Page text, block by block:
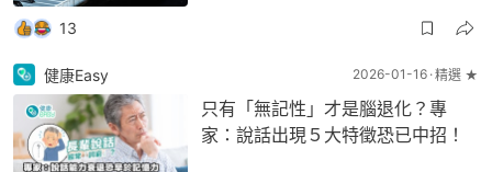
13
健康Easy 2026-01-16 精選 ★
只有「無記性」才是腦退化？專
家：說話出現５大特徵恐已中招！